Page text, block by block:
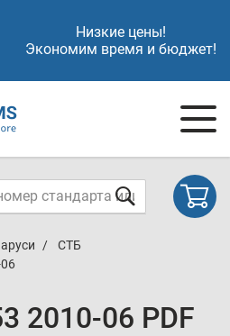
Низкие цены!
Экономим время и бюджет!
СТБ
2010-06 PDF